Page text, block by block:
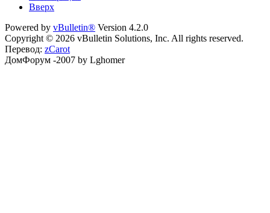
Вверх
Powered by vBulletin® Version 4.2.0
Copyright © 2026 vBulletin Solutions, Inc. All rights reserved.
Перевод: zCarot
ДомФорум -2007 by Lghomer